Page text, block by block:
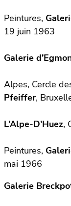
Peintures,
19 juin 1963
Galerie
Alpes, Cercle
Pfeiffer,
L’Alpe-D’Huez,
Peintures,
mai 1966
Galerie